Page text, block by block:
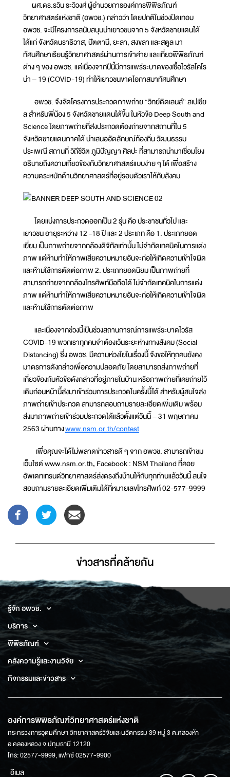
ผศ.ดร.รวิน ระวิวงศ์ ผู้อำนวยการองค์การพิพิธภัณฑ์
วิทยาศาสตร์แห่งชาติ (อพวช.) กล่าวว่า โดยปกติในช่วงปิดเทอม
อพวช. จะมีโครงการสนับสนุนนำเยาวชนจาก 5 จังหวัดชายแดนใต้
ได้แก่ จังหวัดนราธิวาส, ปัตตานี, ยะลา, สงขลา และสตูล มา
ทัศนศึกษาเรียนรู้วิทยาศาสตร์ผ่านการเข้าค่าย และเที่ยวพิพิธภัณฑ์
ต่าง ๆ ของ อพวช. แต่เนื่องจากปีนี้มีการแพร่ระบาดของเชื้อไวรัสโคโร
น่า – 19 (COVID-19) ทำให้เยาวชนขาดโอกาสมาทัศนศึกษา
อพวช. จึงจัดโครงการประกวดภาพถ่าย “วิทย์ติดเลนส์” สเปเชีย
ล สำหรับพี่น้อง 5 จังหวัดชายแดนใต้ขึ้น ในหัวข้อ Deep South and
Science โดยภาพถ่ายที่ส่งประกวดต้องถ่ายจากสถานที่ใน 5
จังหวัดชายแดนภาคใต้ นำเสนออัตลักษณ์ท้องถิ่น วัฒนธรรม
ประเพณี สถานที่ วิถีชีวิต ภูมิปัญญา ศิลปะ ที่สามารถนำมาเชื่อมโยง
อธิบายถึงความเกี่ยวข้องกับวิทยาศาสตร์แบบง่าย ๆ ได้ เพื่อสร้าง
ความตระหนักด้านวิทยาศาสตร์ที่อยู่รอบตัวเราให้กับสังคม
โดยแบ่งการประกวดออกเป็น 2 รุ่น คือ ประชาชนทั่วไป และ
เยาวชน อายุระหว่าง 12 -18 ปี และ 2 ประเภท คือ 1. ประเภทยอด
เยี่ยม เป็นภาพถ่ายจากกล้องดิจิทัลเท่านั้น ไม่จำกัดเทคนิคในการแต่ง
ภาพ แต่ห้ามทำให้ภาพเสียความหมายอันจะก่อให้เกิดความเข้าใจผิด
และห้ามใช้การตัดต่อภาพ 2. ประเภทยอดนิยม เป็นภาพถ่ายที่
สามารถถ่ายจากกล้องโทรศัพท์มือถือได้ ไม่จำกัดเทคนิคในการแต่ง
ภาพ แต่ห้ามทำให้ภาพเสียความหมายอันจะก่อให้เกิดความเข้าใจผิด
และห้ามใช้การตัดต่อภาพ
และเนื่องจากช่วงนี้เป็นช่วงสถานการณ์การแพร่ระบาดไวรัส
COVID-19 พวกเราทุกคนจำต้องเว้นระยะห่างทางสังคม (Social
Distancing) ซึ่ง อพวช. มีความห่วงใยในเรื่องนี้ จึงขอให้ทุกคนยังคง
มาตรการดังกล่าวเพื่อความปลอดภัย โดยสามารถส่งภาพถ่ายที่
เกี่ยวข้องกับหัวข้อดังกล่าวที่อยู่ภายในบ้าน หรือภาพถ่ายที่เคยถ่ายไว้
เดิมก่อนหน้านี้ส่งมาเข้าร่วมการประกวดในครั้งนี้ได้ สำหรับผู้สนใจส่ง
ภาพถ่ายเข้าประกวด สามารถสอบถามรายละเอียดเพิ่มเติม พร้อม
ส่งมาภาพถ่ายเข้าร่วมประกวดได้แล้วตั้งแต่วันนี้ – 31 พฤษภาคม
2563 ผ่านทางwww.nsm.or.th/contest
เพื่อคุณจะได้ไม่พลาดข่าวสารดี ๆ จาก อพวช. สามารถเข้าชม
เว็บไซด์ www.nsm.or.th, Facebook : NSM Thailand ที่คอย
อัพเดทเทรนด์วิทยาศาสตร์ส่งตรงถึงบ้านให้กับทุกท่านแล้ววันนี้ สนใจ
สอบถามรายละเอียดเพิ่มเติมได้ที่หมายเลขโทรศัพท์ 02-577-9999
ข่าวสารที่่คล้ายกัน
รู้จัก อพวช.
บริการ
พิพิธภัณฑ์
คลังความรู้และงานวิจัย
กิจกรรมและข่าวสาร
องค์การพิพิธภัณฑ์วิทยาศาสตร์แห่งชาติ
กระทรวงการอุดมศึกษา วิทยาศาสตร์วิจัยและนวัตกรรม 39 หมู่ 3 ต.คลองห้า
อ.คลองหลวง จ.ปทุมธานี 12120
โทร: 02577-9999, แฟกซ์ 02577-9900
อีเมล